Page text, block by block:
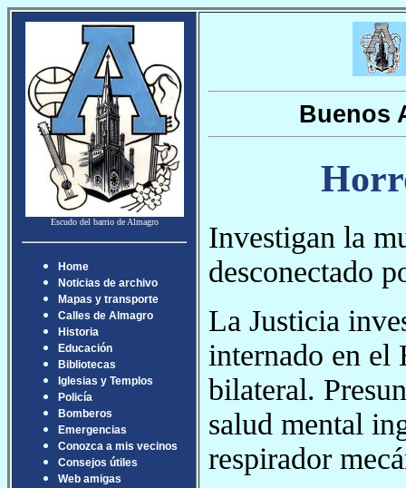
Escudo del barrio de Almagro
Home
Noticias de archivo
Mapas y transporte
Calles de Almagro
Historia
Educación
Bibliotecas
Iglesias y Templos
Policía
Bomberos
Emergencias
Conozca a mis vecinos
Consejos útiles
Web amigas
Buenos
Investigan la
desconectado
La Justicia
internado en el
bilateral.
salud mental
respirador